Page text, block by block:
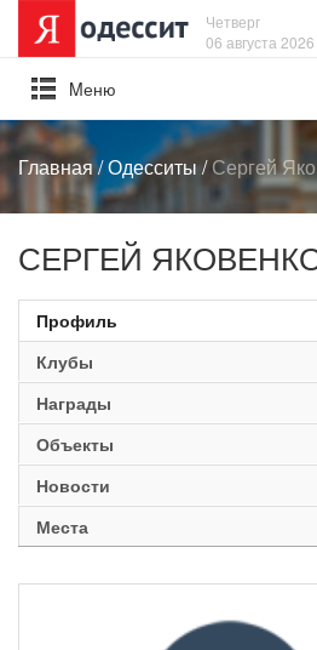
Четверг
06 августа 2026
Mеню
Главная/Одесситы/Сергей
СЕРГЕЙ
Профиль
Клубы
Награды
Объекты
Новости
Места